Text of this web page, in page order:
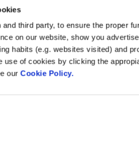
third party, to ensure the proper
on our website, show you
habits (e.g. websites visited) and
use of cookies by clicking the
ourCookie Policy.